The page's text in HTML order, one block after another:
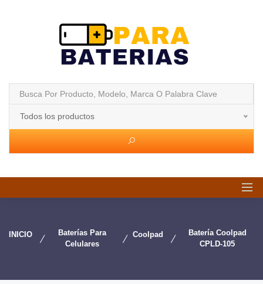
Todos los productos
INICIO
Baterías Para
Celulares
Coolpad
Batería Coolpad
CPLD-105